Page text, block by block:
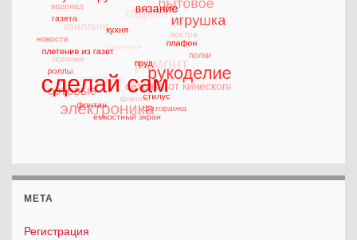
МЕТА
Регистрация